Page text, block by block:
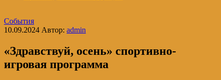
События
10.09.2024 Автор: admin
«Здравствуй, осень» спортивно-
игровая программа